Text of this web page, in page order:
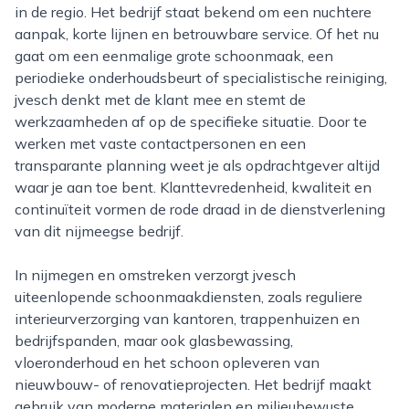
in de regio. Het bedrijf staat bekend om een nuchtere
aanpak, korte lijnen en betrouwbare service. Of het nu
gaat om een eenmalige grote schoonmaak, een
periodieke onderhoudsbeurt of specialistische reiniging,
jvesch denkt met de klant mee en stemt de
werkzaamheden af op de specifieke situatie. Door te
werken met vaste contactpersonen en een
transparante planning weet je als opdrachtgever altijd
waar je aan toe bent. Klanttevredenheid, kwaliteit en
continuïteit vormen de rode draad in de dienstverlening
van dit nijmeegse bedrijf.
In nijmegen en omstreken verzorgt jvesch
uiteenlopende schoonmaakdiensten, zoals reguliere
interieurverzorging van kantoren, trappenhuizen en
bedrijfspanden, maar ook glasbewassing,
vloeronderhoud en het schoon opleveren van
nieuwbouw- of renovatieprojecten. Het bedrijf maakt